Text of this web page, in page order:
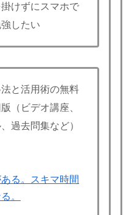
けずにスマホで
したい
と活用術の無料
（ビデオ講座、
過去問集など）
る。スキマ時間
。